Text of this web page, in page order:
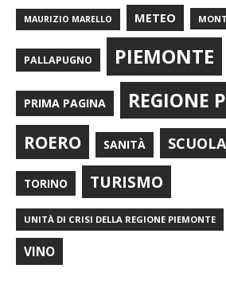
MAURIZIO MARELLO METEO
PALLAPUGNO PIEMONTE
PRIMA PAGINA REGIONE
ROERO SANITÀ SCUOLA
TORINO TURISMO
UNITÀ DI CRISI DELLA REGIONE PIEMONTE
VINO